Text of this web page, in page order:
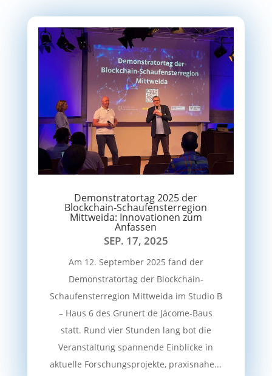
Demonstratortag 2025 der
Blockchain-Schaufensterregion
Mittweida: Innovationen zum
Anfassen
SEP. 17, 2025
Am 12. September 2025 fand der
Demonstratortag der Blockchain-
Schaufensterregion Mittweida im Studio B
– Haus 6 des Grunert de Jácome-Baus
statt. Rund vier Stunden lang bot die
Veranstaltung spannende Einblicke in
aktuelle Forschungsprojekte, praxisnahe...